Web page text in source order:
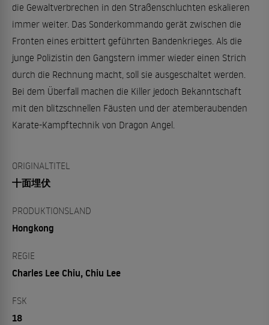
die Gewaltverbrechen in den Straßenschluchten eskalieren
immer weiter. Das Sonderkommando gerät zwischen die
Fronten eines erbittert geführten Bandenkrieges. Als die
junge Polizistin den Gangstern immer wieder einen Strich
durch die Rechnung macht, soll sie ausgeschaltet werden.
Bei dem Überfall machen die Killer jedoch Bekanntschaft
mit den blitzschnellen Fäusten und der atemberaubenden
Karate-Kampftechnik von Dragon Angel.
ORIGINALTITEL
十面埋伏
PRODUKTIONSLAND
Hongkong
REGIE
Charles Lee Chiu, Chiu Lee
FSK
18